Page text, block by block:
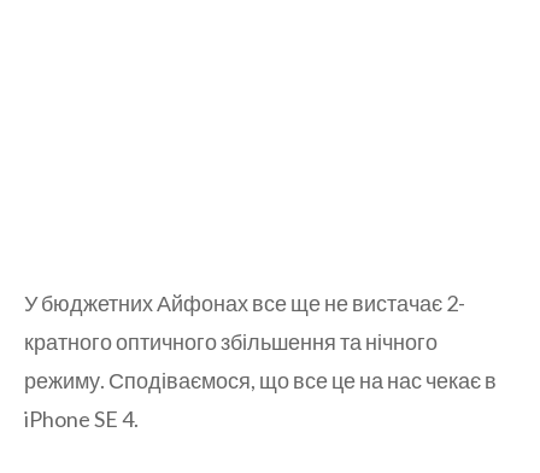
У бюджетних Айфонах все ще не вистачає 2-
кратного оптичного збільшення та нічного
режиму. Сподіваємося, що все це на нас чекає в
iPhone SE 4.